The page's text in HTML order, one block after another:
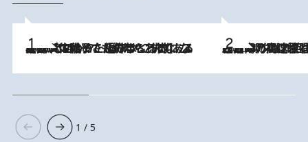
2026.8.5
【阿川佐和子さんの年とる力】なぜ70代で始めた趣味は“こんなに楽しい”のか？ ピアノ、俳句…スランプに陥っても続けられる“ある秘訣”とは 2026.8.7
「湘南乃風に憧れて」観客大盛上がりの“タオル回し”に、ラッパー顔負けの高速歌唱まで…さだまさし（74）のアグレッシブすぎる現在地
1 / 5